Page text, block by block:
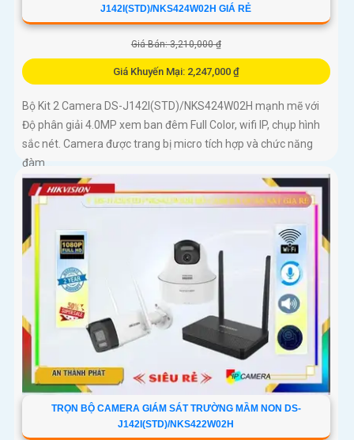
J142I(STD)/NKS424W02H GIÁ RẺ
Giá Bán: 3,210,000 ₫
Giá Khuyến Mại: 2,247,000 ₫
Bộ Kit 2 Camera DS-J142I(STD)/NKS424W02H mạnh mẽ với
Độ phân giải 4.0MP xem ban đêm Full Color, wifi IP, chụp hình
sắc nét. Camera được trang bị micro tích hợp và chức năng
đàm...
TRỌN BỘ CAMERA GIÁM SÁT TRƯỜNG MẦM NON DS-
J142I(STD)/NKS422W02H